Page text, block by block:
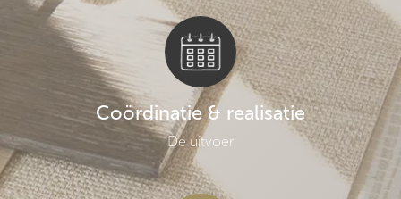
Coördinatie & realisatie
De uitvoer